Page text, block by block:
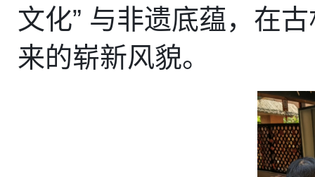
文化” 与非遗底蕴，在
来的崭新风貌。